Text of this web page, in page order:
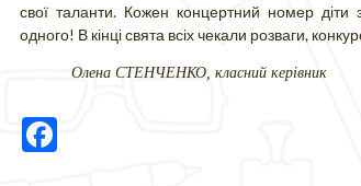
свої таланти. Кожен концертний номер діти
одного! В кінці свята всіх чекали розваги,
Олена СТЕНЧЕНКО, класний керівник
Facebook